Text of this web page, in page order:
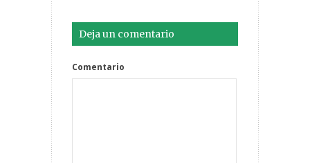
Deja un comentario
Comentario